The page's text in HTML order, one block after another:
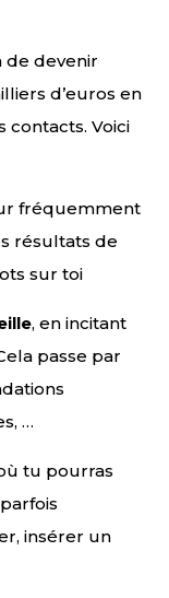
de devenir
d’euros en
Voici
fréquemment
résultats de
sur toi
, en incitant
passe par
…
tu pourras
insérer un